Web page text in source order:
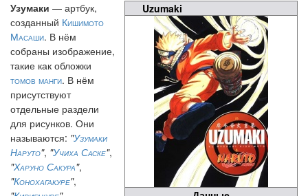
Uzumaki
Узумаки — артбук,
созданный Кишимото
Масаши. В нём
собраны изображение,
такие как обложки
томов манги. В нём
присутствуют
отдельные раздели
для рисунков. Они
называются: "Узумаки
Наруто", "Учиха Саске",
"Харуно Сакура",
"Конохагакуре",